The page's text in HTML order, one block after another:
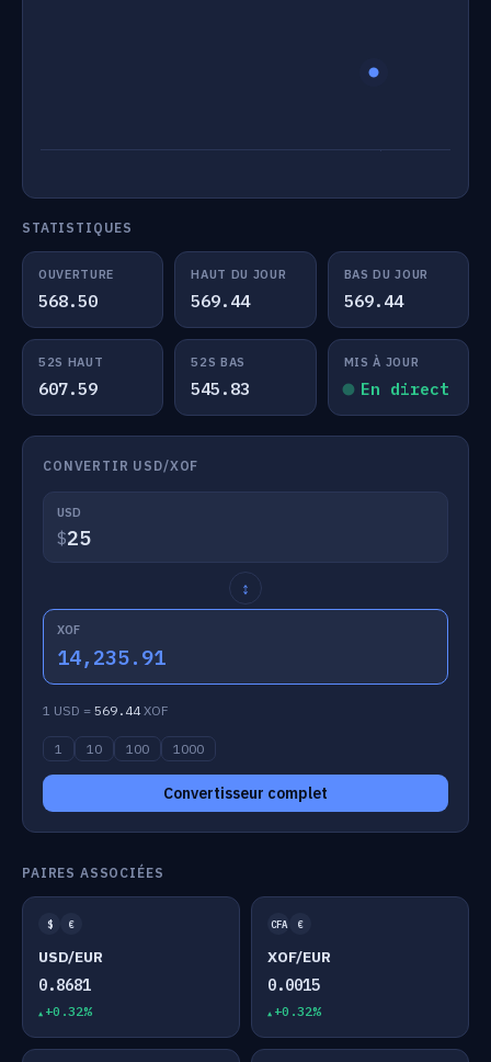
STATISTIQUES
OUVERTURE
568.50
HAUT DU JOUR
569.44
BAS DU JOUR
569.44
52S HAUT
607.59
52S BAS
545.83
MIS À JOUR
En direct
CONVERTIR USD/XOF
USD
$
↕
XOF
14,235.91
1 USD = 569.44XOF
1 10 100 1000
Convertisseur complet
PAIRES ASSOCIÉES
$ €
USD/EUR
0.8681
+0.32%
CFA €
XOF/EUR
0.0015
+0.32%